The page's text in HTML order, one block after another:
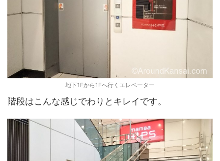
地下1Fから1Fへ行くエレベーター
階段はこんな感じでわりとキレイです。